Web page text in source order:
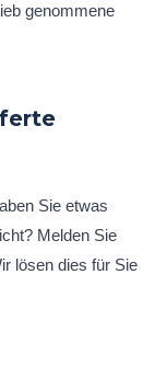
genommene
Sie etwas
Melden Sie
lösen dies für Sie